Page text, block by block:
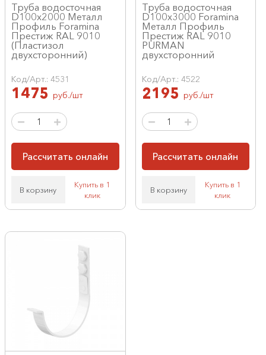
Труба водосточная
D100х2000 Металл
Профиль Foramina
Престиж RAL 9010
(Пластизол
двухсторонний)
Код/Арт.: 4531
1475 руб./шт
Рассчитать онлайн
В корзину
Купить в 1
клик
Труба водосточная
D100х3000 Foramina
Металл Профиль
Престиж RAL 9010
PURMAN
двухсторонний
Код/Арт.: 4522
2195 руб./шт
Рассчитать онлайн
В корзину
Купить в 1
клик